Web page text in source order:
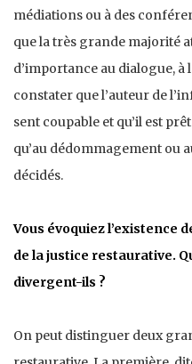
médiations ou à des
que la très grande majorité
d’importance au dialogue,
constater que l’auteur de
sent coupable et qu’il est
qu’au dédommagement ou
décidés.
Vous évoquiez l’existence
de la justice restaurative.
divergent-ils ?
On peut distinguer deux